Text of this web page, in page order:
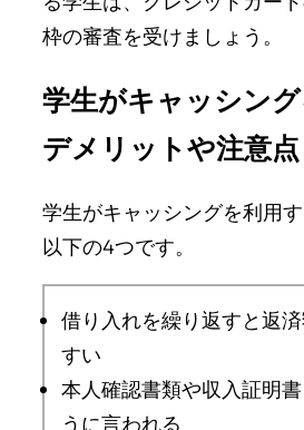
枠の審査を受けましょう。
学生がキャッシン
デメリットや注意点
学生がキャッシングを利用
以下の4つです。
借り入れを繰り返すと返
すい
本人確認書類や収入証明
うに言われる